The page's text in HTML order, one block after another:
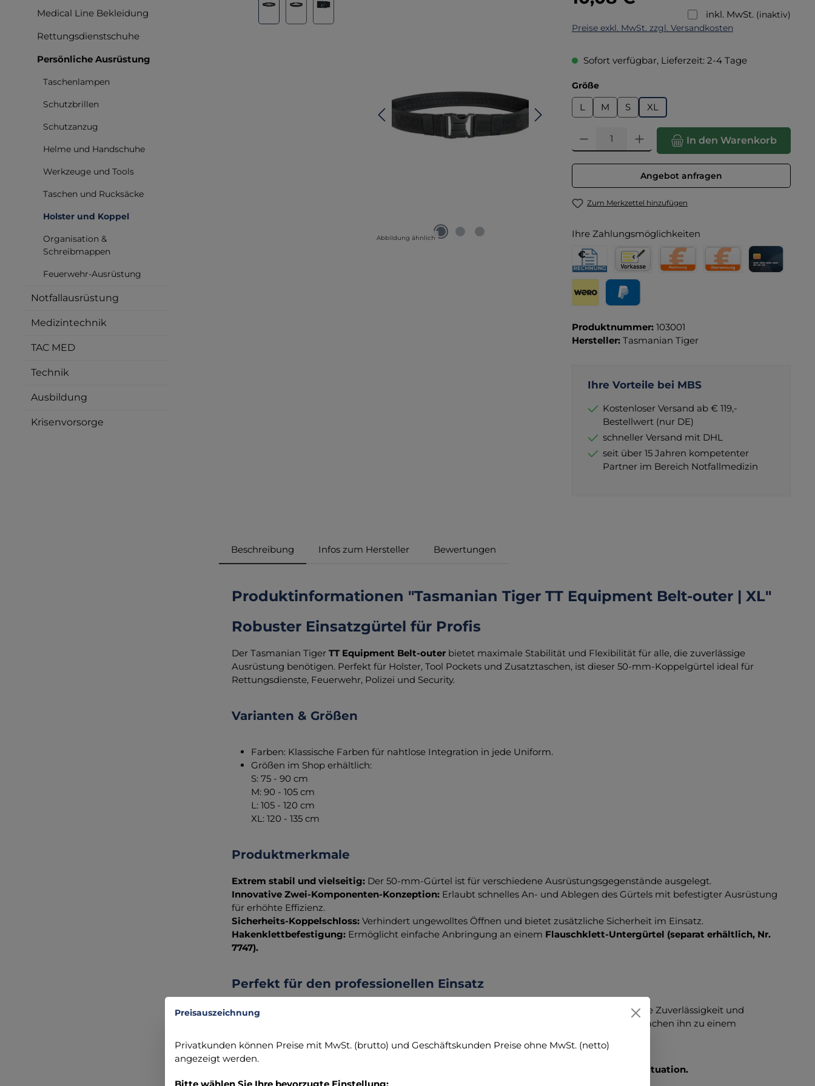
Medical Line Bekleidung
Rettungsdienstschuhe
Persönliche Ausrüstung
Taschenlampen
Schutzbrillen
Schutzanzug
Helme und Handschuhe
Werkzeuge und Tools
Taschen und Rucksäcke
Holster und Koppel
Organisation &
Schreibmappen
Feuerwehr-Ausrüstung
Notfallausrüstung
Medizintechnik
TAC MED
Technik
Ausbildung
Krisenvorsorge
Abbildung ähnlich
inkl. MwSt. (inaktiv)
Preise exkl. MwSt. zzgl. Versandkosten
Sofort verfügbar, Lieferzeit: 2-4 Tage
Größeauswählen
L M S XL
Produkt Anzahl: Gib den gewünschten Wert ein oder
In den Warenkorb
Angebot anfragen
Zum Merkzettel hinzufügen
Ihre Zahlungsmöglichkeiten
Rechnung für Behörden
Vorkasse
Produktnummer: 103001
Hersteller: Tasmanian Tiger
Ihre Vorteile bei MBS
Kostenloser Versand ab € 119,-
Bestellwert (nur DE)
schneller Versand mit DHL
seit über 15 Jahren kompetenter
Partner im Bereich Notfallmedizin
Beschreibung Infos zum Hersteller Bewertungen
Produktinformationen "Tasmanian Tiger TT Equipment Belt-outer | XL"
Robuster Einsatzgürtel für Profis
Der Tasmanian Tiger TT Equipment Belt-outer bietet maximale Stabilität und Flexibilität für alle, die zuverlässige
Ausrüstung benötigen. Perfekt für Holster, Tool Pockets und Zusatztaschen, ist dieser 50-mm-Koppelgürtel ideal für
Rettungsdienste, Feuerwehr, Polizei und Security.
Varianten & Größen
Farben: Klassische Farben für nahtlose Integration in jede Uniform.
Größen im Shop erhältlich:
S: 75 - 90 cm
M: 90 - 105 cm
L: 105 - 120 cm
XL: 120 - 135 cm
Produktmerkmale
Extrem stabil und vielseitig: Der 50-mm-Gürtel ist für verschiedene Ausrüstungsgegenstände ausgelegt.
Innovative Zwei-Komponenten-Konzeption: Erlaubt schnelles An- und Ablegen des Gürtels mit befestigter Ausrüstung
für erhöhte Effizienz.
Sicherheits-Koppelschloss: Verhindert ungewolltes Öffnen und bietet zusätzliche Sicherheit im Einsatz.
Hakenklettbefestigung: Ermöglicht einfache Anbringung an einem Flauschklett-Untergürtel (separat erhältlich, Nr.
7747).
Perfekt für den professionellen Einsatz
DerTT Equipment Belt-outer von Tasmanian Tiger ist die optimale Lösung für Fachkräfte, die Zuverlässigkeit und
Funktionalität verlangen. Seine durchdachte Konstruktion und hochwertigen Materialien machen ihn zu einem
Erleben Sie mit dem TT Equipment Belt-outer höchste Effizienz und Sicherheit in jeder Situation.
Preisauszeichnung
Privatkunden können Preise mit MwSt. (brutto) und Geschäftskunden Preise ohne MwSt. (netto)
angezeigt werden.
Bitte wählen Sie Ihre bevorzugte Einstellung: